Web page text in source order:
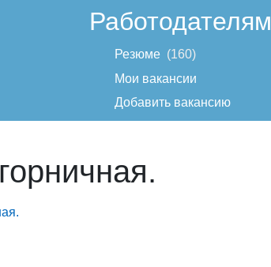
Работодателям
Резюме
160
Мои вакансии
Добавить вакансию